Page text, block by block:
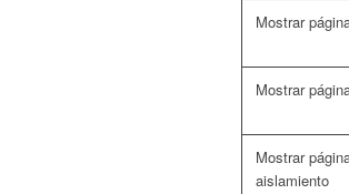
aislamiento